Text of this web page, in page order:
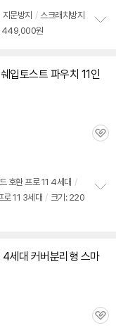
지문방지 / 스크래치방지
449,000원
입토스트 파우치 11인
관
호환프로11 4세대 /
로11 3세대 / 크기: 220
세대 커버분리형 스마
관